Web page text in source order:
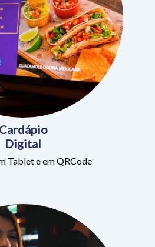
Digital
Tablet e em QRCode